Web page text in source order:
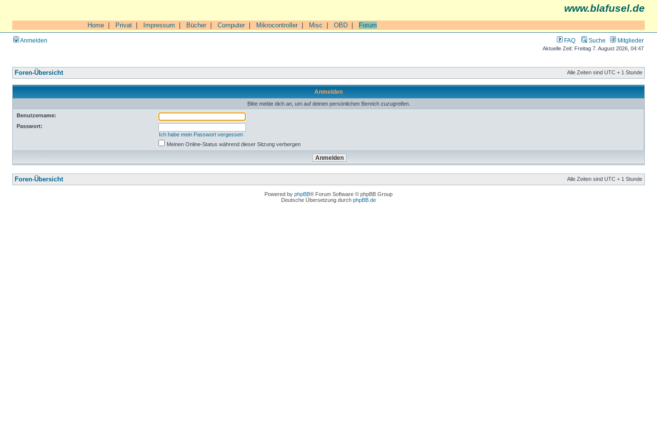
www.blafusel.de
Home Privat Impressum Bücher| Computer| Mikrocontroller| Misc OBD Forum
Anmelden FAQ Suche Mitglieder
Aktuelle Zeit: Freitag 7. August 2026, 04:47
Foren-Übersicht Alle Zeiten sind UTC + 1 Stunde
Anmelden
Bitte melde dich an, um auf deinen persönlichen Bereich zuzugreifen.
Benutzername:
Passwort:
Ich habe mein Passwort vergessen
Meinen Online-Status während dieser Sitzung verbergen
Foren-Übersicht Alle Zeiten sind UTC + 1 Stunde
Powered by phpBB® Forum Software © phpBB Group
Deutsche Übersetzung durch phpBB.de